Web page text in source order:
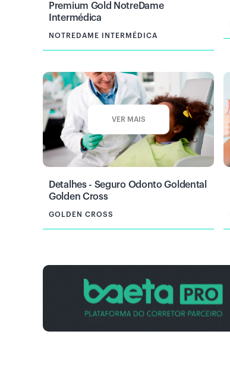
Premium Gold NotreDame
Intermédica
NOTREDAME INTERMÉDICA
VER MAIS
Detalhes - Seguro Odonto Goldental
Golden Cross
GOLDEN CROSS